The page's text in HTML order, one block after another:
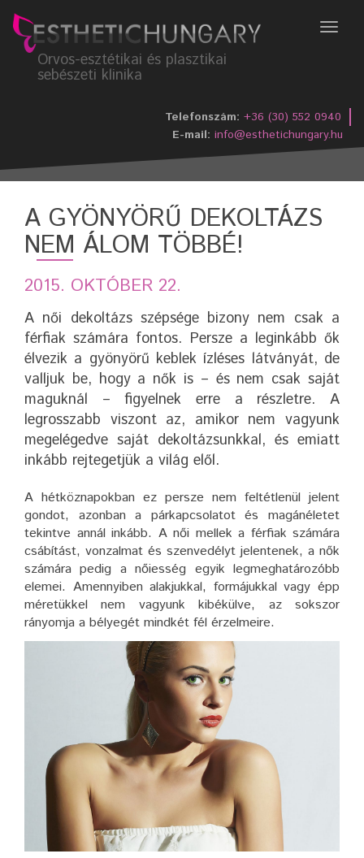
Menü
Orvos-esztétikai és plasztikai
sebészeti klinika
Telefonszám: +36 (30) 552 0940
E-mail: info@esthetichungary.hu
A GYÖNYÖRŰ DEKOLTÁZS
NEM ÁLOM TÖBBÉ!
2015. OKTÓBER 22.
A női dekoltázs szépsége bizony nem csak a
férfiak számára fontos. Persze a leginkább ők
élvezik a gyönyörű keblek ízléses látványát, de
valljuk be, hogy a nők is – és nem csak saját
maguknál – figyelnek erre a részletre. A
legrosszabb viszont az, amikor nem vagyunk
megelégedve saját dekoltázsunkkal, és emiatt
inkább rejtegetjük a világ elől.
A hétköznapokban ez persze nem feltétlenül jelent
gondot, azonban a párkapcsolatot és magánéletet
tekintve annál inkább. A női mellek a férfiak számára
csábítást, vonzalmat és szenvedélyt jelentenek, a nők
számára pedig a nőiesség egyik legmeghatározóbb
elemei. Amennyiben alakjukkal, formájukkal vagy épp
méretükkel nem vagyunk kibékülve, az sokszor
rányomja a bélyegét mindkét fél érzelmeire.